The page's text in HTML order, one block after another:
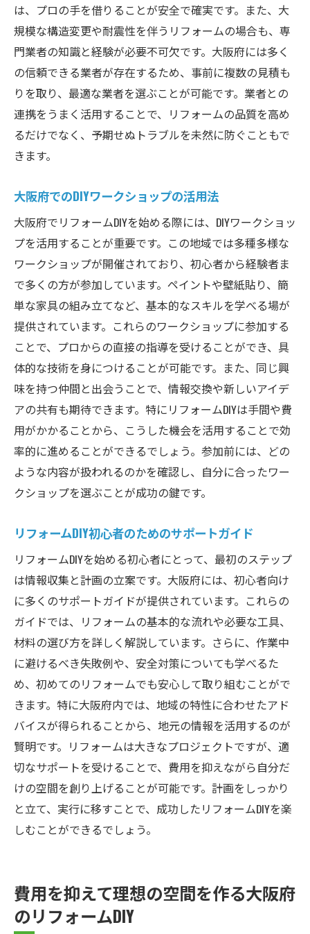
は、プロの手を借りることが安全で確実です。また、大
規模な構造変更や耐震性を伴うリフォームの場合も、専
門業者の知識と経験が必要不可欠です。大阪府には多く
の信頼できる業者が存在するため、事前に複数の見積も
りを取り、最適な業者を選ぶことが可能です。業者との
連携をうまく活用することで、リフォームの品質を高め
るだけでなく、予期せぬトラブルを未然に防ぐこともで
きます。
大阪府でのDIYワークショップの活用法
大阪府でリフォームDIYを始める際には、DIYワークショッ
プを活用することが重要です。この地域では多種多様な
ワークショップが開催されており、初心者から経験者ま
で多くの方が参加しています。ペイントや壁紙貼り、簡
単な家具の組み立てなど、基本的なスキルを学べる場が
提供されています。これらのワークショップに参加する
ことで、プロからの直接の指導を受けることができ、具
体的な技術を身につけることが可能です。また、同じ興
味を持つ仲間と出会うことで、情報交換や新しいアイデ
アの共有も期待できます。特にリフォームDIYは手間や費
用がかかることから、こうした機会を活用することで効
率的に進めることができるでしょう。参加前には、どの
ような内容が扱われるのかを確認し、自分に合ったワー
クショップを選ぶことが成功の鍵です。
リフォームDIY初心者のためのサポートガイド
リフォームDIYを始める初心者にとって、最初のステップ
は情報収集と計画の立案です。大阪府には、初心者向け
に多くのサポートガイドが提供されています。これらの
ガイドでは、リフォームの基本的な流れや必要な工具、
材料の選び方を詳しく解説しています。さらに、作業中
に避けるべき失敗例や、安全対策についても学べるた
め、初めてのリフォームでも安心して取り組むことがで
きます。特に大阪府内では、地域の特性に合わせたアド
バイスが得られることから、地元の情報を活用するのが
賢明です。リフォームは大きなプロジェクトですが、適
切なサポートを受けることで、費用を抑えながら自分だ
けの空間を創り上げることが可能です。計画をしっかり
と立て、実行に移すことで、成功したリフォームDIYを楽
しむことができるでしょう。
費用を抑えて理想の空間を作る大阪府
のリフォームDIY